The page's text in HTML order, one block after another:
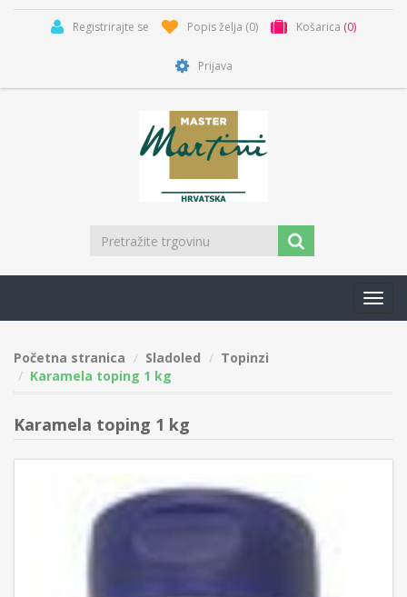
Registrirajte se Popis želja (0) Košarica (0)
Prijava
Početna stranica Sladoled
Topinzi
Karamela toping 1 kg
Karamela toping 1 kg